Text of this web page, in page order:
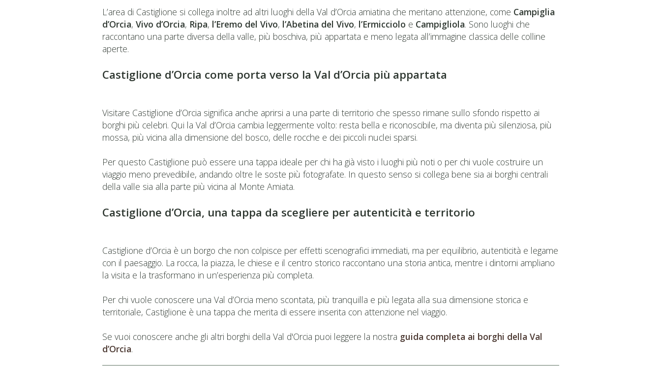
L’area di Castiglione si collega inoltre ad altri luoghi della Val d’Orcia amiatina che meritano attenzione, come Campiglia
d’Orcia, Vivo d’Orcia, Ripa, l’Eremo del Vivo, l’Abetina del Vivo, l’Ermicciolo e Campigliola. Sono luoghi che
raccontano una parte diversa della valle, più boschiva, più appartata e meno legata all’immagine classica delle colline
aperte.
Castiglione d’Orcia come porta verso la Val d’Orcia più appartata
Visitare Castiglione d’Orcia significa anche aprirsi a una parte di territorio che spesso rimane sullo sfondo rispetto ai
borghi più celebri. Qui la Val d’Orcia cambia leggermente volto: resta bella e riconoscibile, ma diventa più silenziosa, più
mossa, più vicina alla dimensione del bosco, delle rocche e dei piccoli nuclei sparsi.
Per questo Castiglione può essere una tappa ideale per chi ha già visto i luoghi più noti o per chi vuole costruire un
viaggio meno prevedibile, andando oltre le soste più fotografate. In questo senso si collega bene sia ai borghi centrali
della valle sia alla parte più vicina al Monte Amiata.
Castiglione d’Orcia, una tappa da scegliere per autenticità e territorio
Castiglione d’Orcia è un borgo che non colpisce per effetti scenografici immediati, ma per equilibrio, autenticità e legame
con il paesaggio. La rocca, la piazza, le chiese e il centro storico raccontano una storia antica, mentre i dintorni ampliano
la visita e la trasformano in un’esperienza più completa.
Per chi vuole conoscere una Val d’Orcia meno scontata, più tranquilla e più legata alla sua dimensione storica e
territoriale, Castiglione è una tappa che merita di essere inserita con attenzione nel viaggio.
Se vuoi conoscere anche gli altri borghi della Val d'Orcia puoi leggere la nostra guida completa ai borghi della Val
d’Orcia.